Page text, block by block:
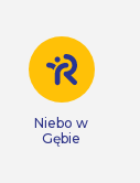
Niebo w
Gębie